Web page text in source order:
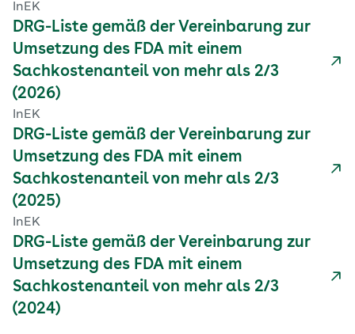
InEK
DRG-Liste gemäß der Vereinbarung zur
Umsetzung des FDA mit einem
Sachkostenanteil von mehr als 2/3
(2026)
InEK
DRG-Liste gemäß der Vereinbarung zur
Umsetzung des FDA mit einem
Sachkostenanteil von mehr als 2/3
(2025)
InEK
DRG-Liste gemäß der Vereinbarung zur
Umsetzung des FDA mit einem
Sachkostenanteil von mehr als 2/3
(2024)